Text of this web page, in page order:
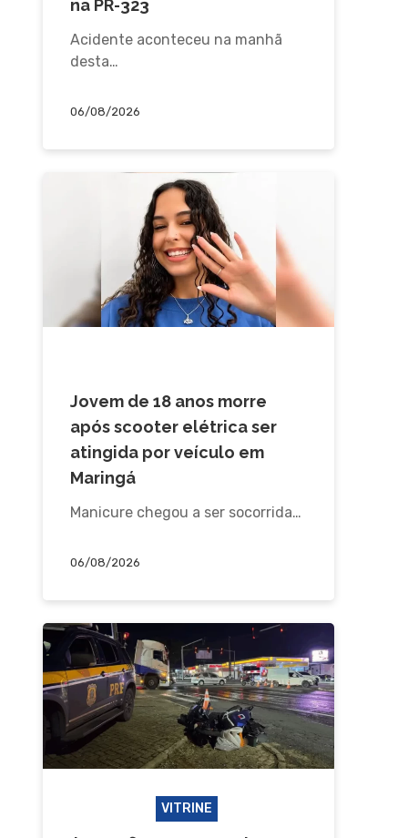
na PR-323
Acidente aconteceu na manhã
desta…
06/08/2026
Jovem de 18 anos morre
após scooter elétrica ser
atingida por veículo em
Maringá
Manicure chegou a ser socorrida…
06/08/2026
VITRINE